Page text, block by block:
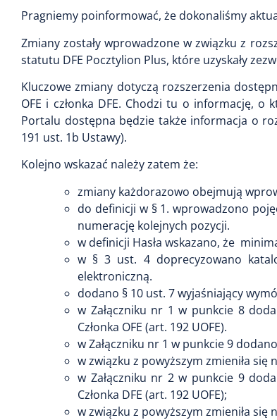
Pragniemy poinformować, że dokonaliśmy
Zmiany zostały wprowadzone w związku z
statutu DFE Pocztylion Plus, które uzyskały
Kluczowe zmiany dotyczą rozszerzenia
OFE i członka DFE. Chodzi tu o informację,
Portalu dostępna będzie także informacja o
191 ust. 1b Ustawy).
Kolejno wskazać należy zatem że:
zmiany każdorazowo obejmują
do definicji w § 1. wprowadzono
numerację kolejnych pozycji.
w definicji Hasła wskazano, że
w § 3 ust. 4 doprecyzowano
elektroniczną.
dodano § 10 ust. 7 wyjaśniający
w Załączniku nr 1 w punkcie 8
Członka OFE (art. 192 UOFE).
w Załączniku nr 1 w punkcie 9
w związku z powyższym zmieniła
w Załączniku nr 2 w punkcie 9
Członka DFE (art. 192 UOFE);
w związku z powyższym zmieniła